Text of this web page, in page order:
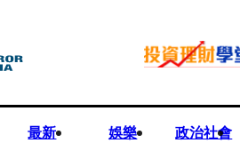
最新 娛樂
政治社會